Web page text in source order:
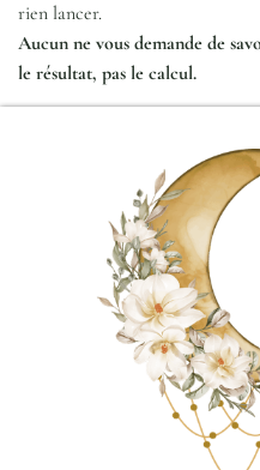
rien lancer.
Aucun ne vous demande de
le résultat, pas le calcul.